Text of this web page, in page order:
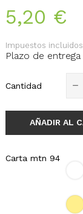
5,20 €
Impuestos incluidos
Plazo de
Cantidad
AÑADIR AL
Carta mtn 94